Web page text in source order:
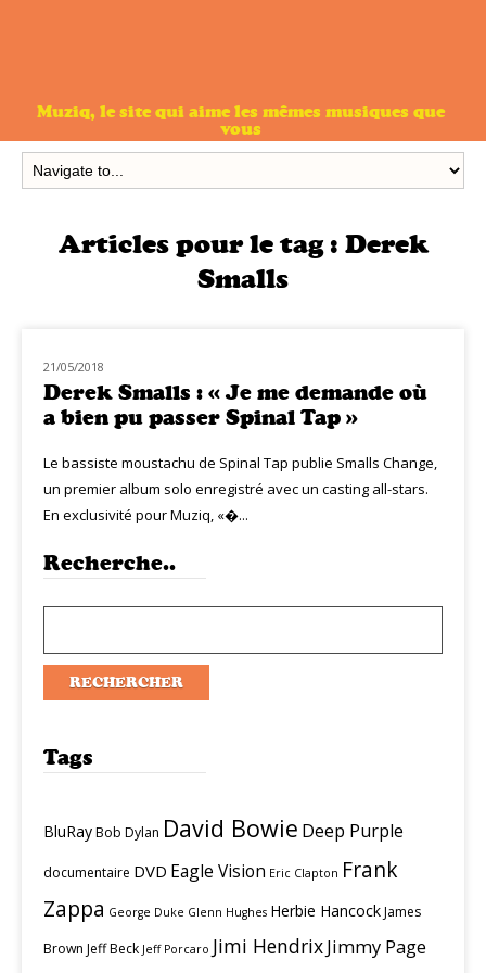
Muziq, le site qui aime les mêmes musiques que
vous
Articles pour le tag : Derek
Smalls
MUZIQ PEOPLE
21/05/2018
Derek Smalls : « Je me demande où
a bien pu passer Spinal Tap »
Le bassiste moustachu de Spinal Tap publie Smalls Change,
un premier album solo enregistré avec un casting all-stars.
En exclusivité pour Muziq, «�...
Recherche..
Tags
BluRayBob Dylan David Bowie Deep Purple
documentaire DVD Eagle Vision Eric Clapton Frank
Zappa George Duke Glenn Hughes Herbie HancockJames
Brown Jeff Beck Jeff Porcaro Jimi HendrixJimmy Page